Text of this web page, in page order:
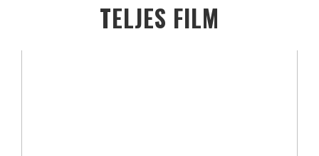
TELJES FILM